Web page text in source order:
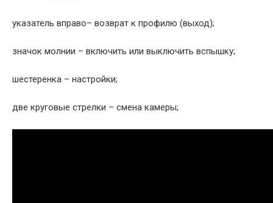
указатель вправо– возврат к профилю (выход);
значок молнии – включить или выключить вспышку;
шестеренка – настройки;
две круговые стрелки – смена камеры;